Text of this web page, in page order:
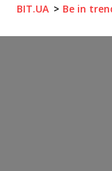
BIT.UA Be in